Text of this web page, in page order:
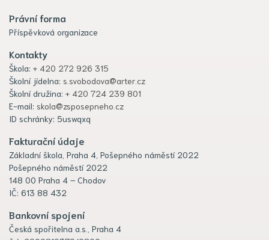
Právní forma
Příspěvková organizace
Kontakty
Škola: + 420 272 926 315
Školní jídelna: s.svobodova@arter.cz
Školní družina: + 420 724 239 801
E-mail: skola@zsposepneho.cz
ID schránky: 5uswqxq
Fakturační údaje
Základní škola, Praha 4, Pošepného náměstí 2022
Pošepného náměstí 2022
148 00 Praha 4 – Chodov
IČ: 613 88 432
Bankovní spojení
Česká spořitelna a.s., Praha 4